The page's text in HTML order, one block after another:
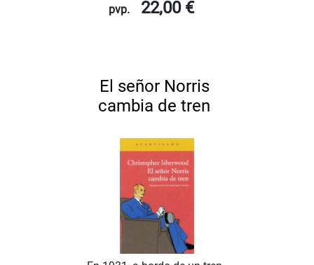
pvp. 22,00 €
El señor Norris
cambia de tren